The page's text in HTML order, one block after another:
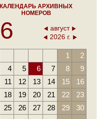
КАЛЕНДАРЬ АРХИВНЫХ
НОМЕРОВ
6
август
2026 г.
1
2
4 5 6 7 8
9
11 12 13 14 15
16
18 19 20 21 22
23
25 26 27 28 29
30